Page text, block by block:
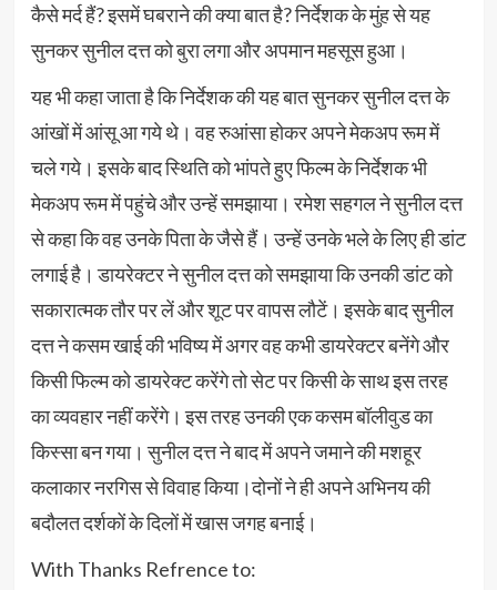
कैसे मर्द हैं? इसमें घबराने की क्या बात है? निर्देशक के मुंह से यह
सुनकर सुनील दत्त को बुरा लगा और अपमान महसूस हुआ।
यह भी कहा जाता है कि निर्देशक की यह बात सुनकर सुनील दत्त के
आंखों में आंसू आ गये थे। वह रुआंसा होकर अपने मेकअप रूम में
चले गये। इसके बाद स्थिति को भांपते हुए फिल्म के निर्देशक भी
मेकअप रूम में पहुंचे और उन्हें समझाया। रमेश सहगल ने सुनील दत्त
से कहा कि वह उनके पिता के जैसे हैं। उन्हें उनके भले के लिए ही डांट
लगाई है। डायरेक्टर ने सुनील दत्त को समझाया कि उनकी डांट को
सकारात्मक तौर पर लें और शूट पर वापस लौटें। इसके बाद सुनील
दत्त ने कसम खाई की भविष्य में अगर वह कभी डायरेक्टर बनेंगे और
किसी फिल्म को डायरेक्ट करेंगे तो सेट पर किसी के साथ इस तरह
का व्यवहार नहीं करेंगे। इस तरह उनकी एक कसम बॉलीवुड का
किस्सा बन गया। सुनील दत्त ने बाद में अपने जमाने की मशहूर
कलाकार नरगिस से विवाह किया।दोनों ने ही अपने अभिनय की
बदौलत दर्शकों के दिलों में खास जगह बनाई।
With Thanks Refrence to: